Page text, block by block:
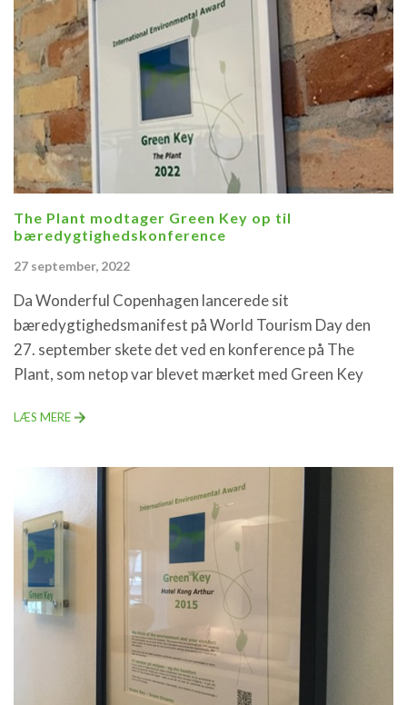
The Plant modtager Green Key op til
bæredygtighedskonference
27 september, 2022
Da Wonderful Copenhagen lancerede sit
bæredygtighedsmanifest på World Tourism Day den
27. september skete det ved en konference på The
Plant, som netop var blevet mærket med Green Key
LÆS MERE